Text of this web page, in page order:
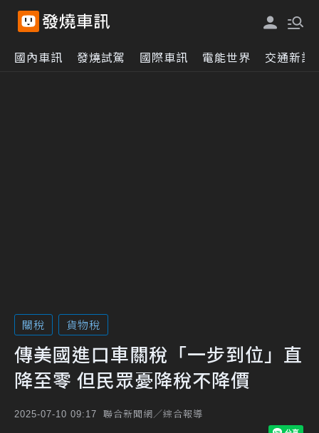
國內車訊 發燒試駕 國際車訊 電能世界 交通新訊
關稅 貨物稅
傳美國進口車關稅「一步到位」直
降至零 但民眾憂降稅不降價
2025-07-10 09:17 聯合新聞網／綜合報導